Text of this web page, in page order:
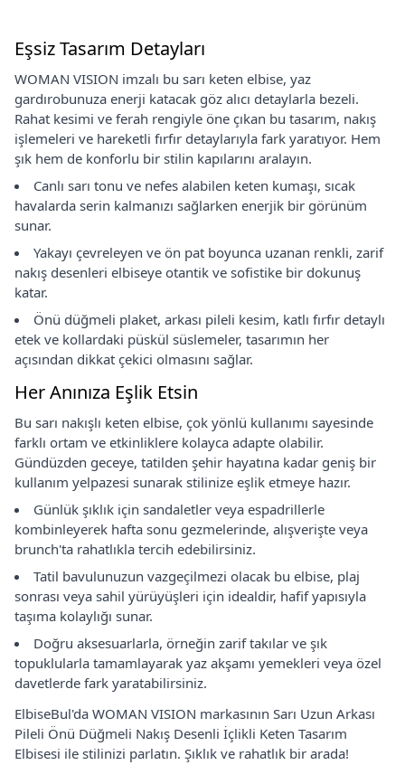
Eşsiz Tasarım Detayları
WOMAN VISION imzalı bu sarı keten elbise, yaz
gardırobunuza enerji katacak göz alıcı detaylarla bezeli.
Rahat kesimi ve ferah rengiyle öne çıkan bu tasarım, nakış
işlemeleri ve hareketli fırfır detaylarıyla fark yaratıyor. Hem
şık hem de konforlu bir stilin kapılarını aralayın.
Canlı sarı tonu ve nefes alabilen keten kumaşı, sıcak
havalarda serin kalmanızı sağlarken enerjik bir görünüm
sunar.
Yakayı çevreleyen ve ön pat boyunca uzanan renkli, zarif
nakış desenleri elbiseye otantik ve sofistike bir dokunuş
katar.
Önü düğmeli plaket, arkası pileli kesim, katlı fırfır detaylı
etek ve kollardaki püskül süslemeler, tasarımın her
açısından dikkat çekici olmasını sağlar.
Her Anınıza Eşlik Etsin
Bu sarı nakışlı keten elbise, çok yönlü kullanımı sayesinde
farklı ortam ve etkinliklere kolayca adapte olabilir.
Gündüzden geceye, tatilden şehir hayatına kadar geniş bir
kullanım yelpazesi sunarak stilinize eşlik etmeye hazır.
Günlük şıklık için sandaletler veya espadrillerle
kombinleyerek hafta sonu gezmelerinde, alışverişte veya
brunch'ta rahatlıkla tercih edebilirsiniz.
Tatil bavulunuzun vazgeçilmezi olacak bu elbise, plaj
sonrası veya sahil yürüyüşleri için idealdir, hafif yapısıyla
taşıma kolaylığı sunar.
Doğru aksesuarlarla, örneğin zarif takılar ve şık
topuklularla tamamlayarak yaz akşamı yemekleri veya özel
davetlerde fark yaratabilirsiniz.
ElbiseBul'da WOMAN VISION markasının Sarı Uzun Arkası
Pileli Önü Düğmeli Nakış Desenli İçlikli Keten Tasarım
Elbisesi ile stilinizi parlatın. Şıklık ve rahatlık bir arada!